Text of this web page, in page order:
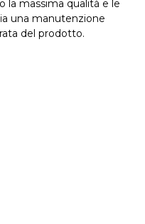
la massima qualità e le
una manutenzione
del prodotto.